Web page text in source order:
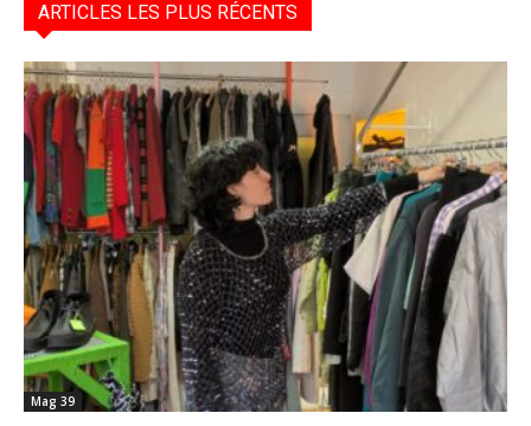
ARTICLES LES PLUS RÉCENTS
Mag 39